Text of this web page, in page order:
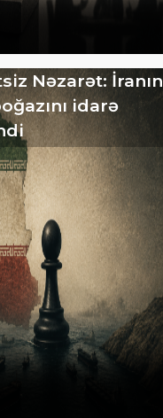
Nəzarət: İranın
idarə